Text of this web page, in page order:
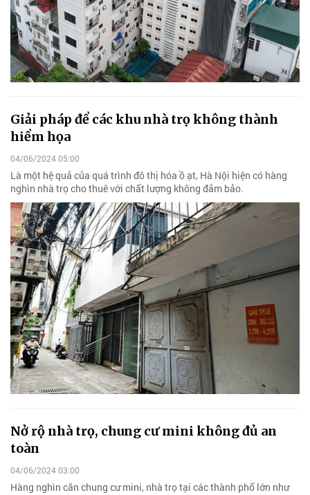
Giải pháp để các khu nhà trọ không thành
hiểm họa
04/06/2024 05:00
Là một hệ quả của quá trình đô thị hóa ồ ạt, Hà Nội hiện có hàng
nghìn nhà trọ cho thuê với chất lượng không đảm bảo.
Nở rộ nhà trọ, chung cư mini không đủ an
toàn
04/06/2024 03:00
Hàng nghìn căn chung cư mini, nhà trọ tại các thành phố lớn như